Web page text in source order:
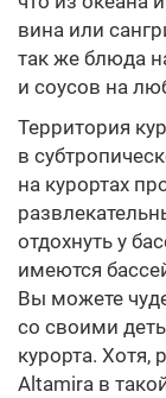
вина или
так же блюда
и соусов на
Территория
в
на курортах
отдохнуть у
имеются
Вы можете
со своими
курорта. Хотя,
Altamira в